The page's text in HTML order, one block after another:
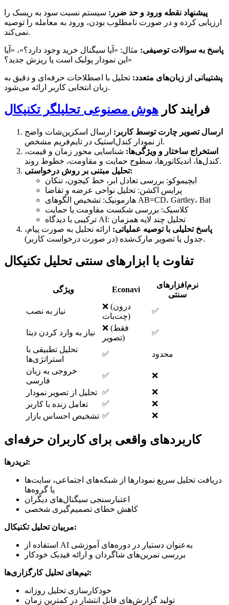
پیشنهاد نقطه ورود و حد ضرر: سیستم نسبت سود به ریسک را
ارزیابی کرده و در صورت نامطلوب بودن، ورود به معامله را توصیه
نمی‌کند.
پاسخ به سوالات توصیفی: مثال: «آیا سیگنال خرید وجود دارد؟»، «آیا
این نمودار پولبک است یا ریزش جدید؟»
پشتیبانی از زبان‌های متعدد: تحلیل با اصطلاحات حرفه‌ای و دقیق به
زبان انتخابی کاربر ارائه می‌شود.
فرایند کار هوش مصنوعی تحلیلگر تکنیکال
ارسال تصویر چارت توسط کاربر: ارسال اسکرین‌شات واضح
از نمودار کندل‌استیک در تایم‌فریم مشخص.
استخراج ساختار و ویژگی‌ها: شناسایی محور زمان و قیمت،
کندل‌ها، اندیکاتورها، سطوح حمایت و مقاومت، خطوط روند.
تحلیل مبتنی بر روش درخواستی:
ایچیموکو: بررسی تعادل ابر، خط کیجون، تنکان
پرایس اکشن: تحلیل نواحی عرضه و تقاضا
هارمونیک: تشخیص الگوهای AB=CD، Gartley، Bat
کلاسیک: بررسی شکست مقاومت یا حمایت
ترکیبی با دیدگاه AI: تحلیل چند لایه همزمان
پاسخ تحلیلی با توصیه عملیاتی: ارائه تحلیل به صورت پیام،
جدول یا تصویر مارک‌شده (در صورت درخواست کاربر).
تفاوت با ابزارهای سنتی تحلیل تکنیکال
ویژگی Econavi
نرم‌افزارهای
سنتی
نیاز به نصب
❌ (درون
چت‌بات)
✅
نیاز به وارد کردن دیتا
❌ (فقط
تصویر)
✅
تحلیل تطبیقی با
استراتژی‌ها
✅
محدود
خروجی به زبان
فارسی
✅
❌
تحلیل از تصویر نمودار ✅
❌
تعامل زنده با کاربر
✅
❌
تشخیص احساس بازار ✅ ❌
کاربردهای واقعی برای کاربران حرفه‌ای
تریدرها:
دریافت تحلیل سریع نمودارها از شبکه‌های اجتماعی، سایت‌ها
یا گروه‌ها
اعتبارسنجی سیگنال‌های دیگران
کاهش خطای تصمیم‌گیری شخصی
مربیان تحلیل تکنیکال:
استفاده از AI به‌عنوان دستیار در دوره‌های آموزشی
بررسی تمرین‌های شاگردان و ارائه فیدبک خودکار
تیم‌های تحلیل کارگزاری‌ها:
خودکارسازی تحلیل روزانه
تولید گزارش‌های قابل انتشار در کمترین زمان